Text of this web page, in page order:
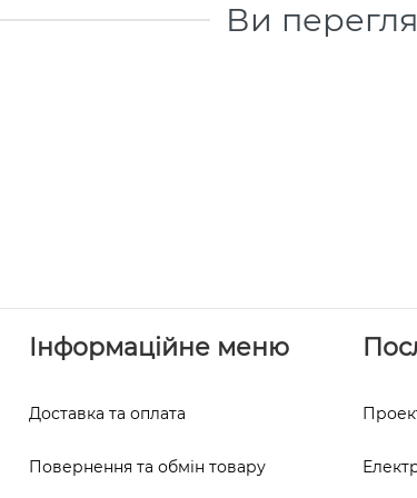
Ви
Інформаційне меню
Доставка та оплата
Повернення та обмін товару